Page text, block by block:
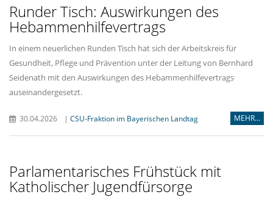
Runder Tisch: Auswirkungen des
Hebammenhilfevertrags
In einem neuerlichen Runden Tisch hat sich der Arbeitskreis für
Gesundheit, Pflege und Prävention unter der Leitung von Bernhard
Seidenath mit den Auswirkungen des Hebammenhilfevertrags
auseinandergesetzt.
30.04.2026 | CSU-Fraktion im Bayerischen Landtag MEHR...
Parlamentarisches Frühstück mit
Katholischer Jugendfürsorge